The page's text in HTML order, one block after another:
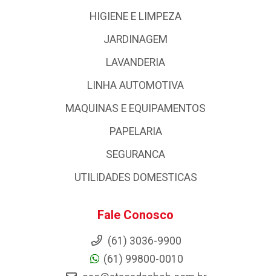
HIGIENE E LIMPEZA
JARDINAGEM
LAVANDERIA
LINHA AUTOMOTIVA
MAQUINAS E EQUIPAMENTOS
PAPELARIA
SEGURANCA
UTILIDADES DOMESTICAS
Fale Conosco
(61) 3036-9900
(61) 99800-0010